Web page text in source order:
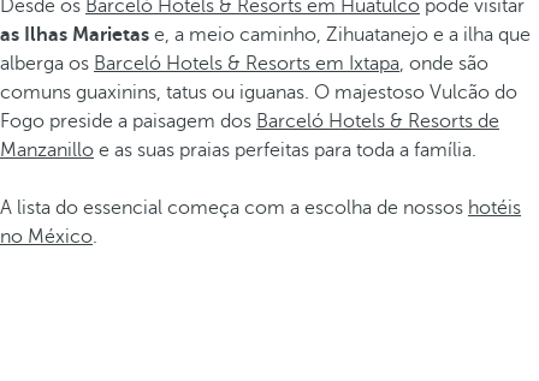
Desde os Barceló Hotels & Resorts em Huatulco pode visitar
as Ilhas Marietas e, a meio caminho, Zihuatanejo e a ilha que
alberga os Barceló Hotels & Resorts em Ixtapa, onde são
comuns guaxinins, tatus ou iguanas. O majestoso Vulcão do
Fogo preside a paisagem dos Barceló Hotels & Resorts de
Manzanillo e as suas praias perfeitas para toda a família.
A lista do essencial começa com a escolha de nossos hotéis
no México.